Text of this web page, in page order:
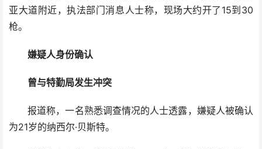
亚大道附近，执法部门消息人士称，现场大约开了15到30
枪。
嫌疑人身份确认
曾与特勤局发生冲突
报道称，一名熟悉调查情况的人士透露，嫌疑人被确认
为21岁的纳西尔·贝斯特。